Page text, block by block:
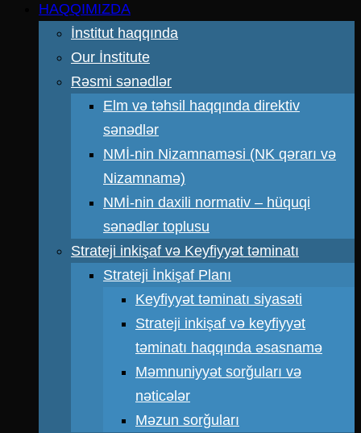
HAQQIMIZDA
İnstitut haqqında
Our İnstitute
Rəsmi sənədlər
Elm və təhsil haqqında direktiv
sənədlər
NMİ-nin Nizamnaməsi (NK qərarı və
Nizamnamə)
NMİ-nin daxili normativ – hüquqi
sənədlər toplusu
Strateji inkişaf və Keyfiyyət təminatı
Strateji İnkişaf Planı
Keyfiyyət təminatı siyasəti
Strateji inkişaf və keyfiyyət
təminatı haqqında əsasnamə
Məmnuniyyət sorğuları və
nəticələr
Məzun sorğuları